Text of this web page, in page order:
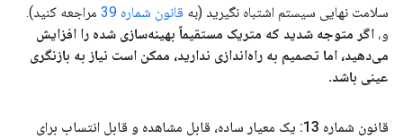
سلامت نهایی سیستم اشتباه نگیرید (به قانون شماره 39
مراجعه کنید).
و، اگر متوجه شدید که متریک مستقیماً بهینه‌سازی شده را افزایش
می‌دهید، اما تصمیم به راه‌اندازی ندارید، ممکن است نیاز به بازنگری
عینی باشد.
قانون شماره 13: یک معیار ساده، قابل مشاهده و قابل انتساب برای